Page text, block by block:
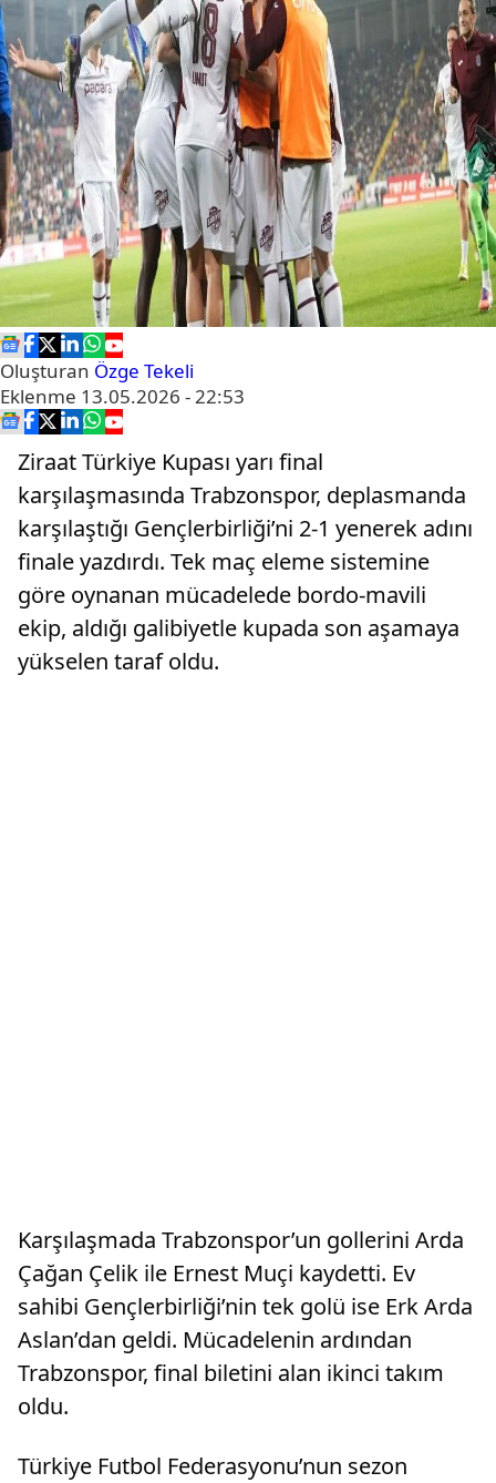
Oluşturan Özge Tekeli
Eklenme 13.05.2026 - 22:53
Ziraat Türkiye Kupası yarı final
karşılaşmasında Trabzonspor, deplasmanda
karşılaştığı Gençlerbirliği’ni 2-1 yenerek adını
finale yazdırdı. Tek maç eleme sistemine
göre oynanan mücadelede bordo-mavili
ekip, aldığı galibiyetle kupada son aşamaya
yükselen taraf oldu.
Karşılaşmada Trabzonspor’un gollerini Arda
Çağan Çelik ile Ernest Muçi kaydetti. Ev
sahibi Gençlerbirliği’nin tek golü ise Erk Arda
Aslan’dan geldi. Mücadelenin ardından
Trabzonspor, final biletini alan ikinci takım
oldu.
Türkiye Futbol Federasyonu’nun sezon